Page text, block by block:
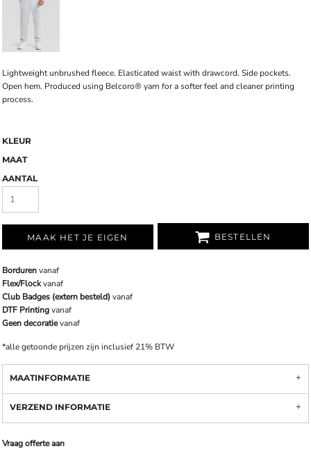
Lightweight unbrushed fleece. Elasticated waist with drawcord. Side pockets.
Open hem. Produced using Belcoro® yarn for a softer feel and cleaner printing
process.
KLEUR
MAAT
AANTAL
MAAK HET JE EIGEN BESTELLEN
Bordurenvanaf
Flex/Flockvanaf
Club Badges (extern besteld) vanaf
DTF Printingvanaf
Geen decoratievanaf
*alle getoonde prijzen zijn inclusief 21% BTW
MAATINFORMATIE
VERZEND INFORMATIE
Vraag offerte aan